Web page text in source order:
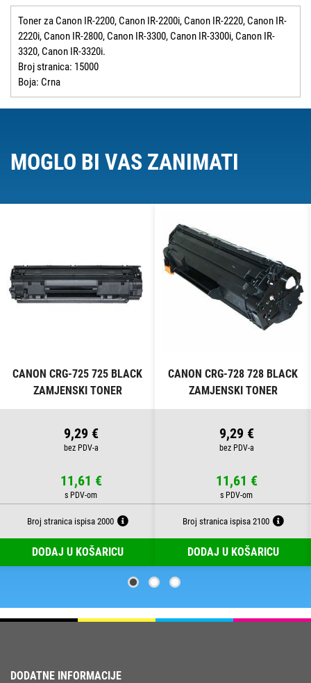
Toner za Canon IR-2200, Canon IR-2200i, Canon IR-2220, Canon IR-
2220i, Canon IR-2800, Canon IR-3300, Canon IR-3300i, Canon IR-
3320, Canon IR-3320i.
Broj stranica: 15000
Boja: Crna
MOGLO BI VAS ZANIMATI
CANON CRG-725 725 BLACK
ZAMJENSKI TONER
9,29 €
11,61 €
Broj stranica ispisa 2000
DODAJ U KOŠARICU
CANON CRG-728 728 BLACK
ZAMJENSKI TONER
9,29 €
11,61 €
Broj stranica ispisa 2100
DODAJ U KOŠARICU
DODATNE INFORMACIJE